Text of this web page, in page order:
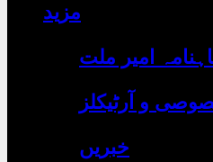
مزید
امیر ملت
و آرٹیکلز
خبریں